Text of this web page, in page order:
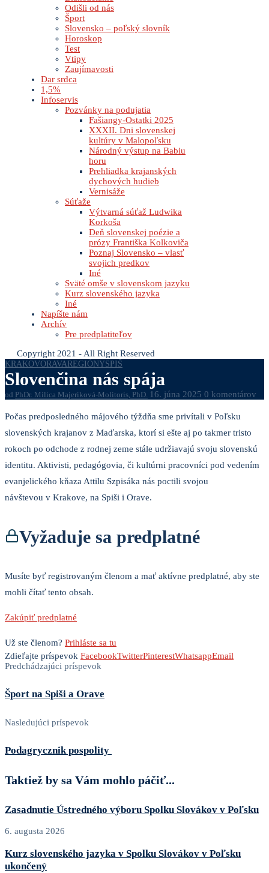
Odišli od nás
Šport
Slovensko – poľský slovník
Horoskop
Test
Vtipy
Zaujímavosti
Dar srdca
1,5%
Infoservis
Pozvánky na podujatia
Fašiangy-Ostatki 2025
XXXII. Dni slovenskej
kultúry v Malopoľsku
Národný výstup na Babiu
horu
Prehliadka krajanských
dychových hudieb
Vernisáže
Súťaže
Výtvarná súťaž Ludwika
Korkoša
Deň slovenskej poézie a
prózy Františka Kolkoviča
Poznaj Slovensko – vlasť
svojich predkov
Iné
Sväté omše v slovenskom jazyku
Kurz slovenského jazyka
Iné
Napíšte nám
Archív
Pre predplatiteľov
Copyright 2021 - All Right Reserved
KRAKOVORAVA REGIÓNYSPIŠ
Slovenčina nás spája
od PhDr. Milica Majeriková-Molitoris, PhD. 16. júna 2025 0 komentárov
Počas predposledného májového týždňa sme privítali v Poľsku
slovenských krajanov z Maďarska, ktorí si ešte aj po takmer tristo
rokoch po odchode z rodnej zeme stále udržiavajú svoju slovenskú
identitu. Aktivisti, pedagógovia, či kultúrni pracovníci pod vedením
evanjelického kňaza Attilu Szpisáka nás poctili svojou
návštevou v Krakove, na Spiši i Orave.
Vyžaduje sa predplatné
Musíte byť registrovaným členom a mať aktívne predplatné, aby ste
mohli čítať tento obsah.
Zakúpiť predplatné
Už ste členom? Prihláste sa tu
Zdieľajte príspevok FacebookTwitterPinterestWhatsappEmail
Predchádzajúci príspevok
Šport na Spiši a Orave
Nasledujúci príspevok
Podagrycznik pospolity
Taktiež by sa Vám mohlo páčiť...
Zasadnutie Ústredného výboru Spolku Slovákov v Poľsku
6. augusta 2026
Kurz slovenského jazyka v Spolku Slovákov v Poľsku
ukončený